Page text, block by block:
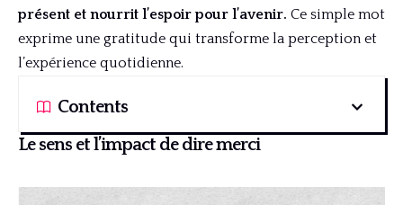
présent et nourrit l’espoir pour l’avenir. Ce simple mot
exprime une gratitude qui transforme la perception et
l’expérience quotidienne.
Contents
Le sens et l’impact de dire merci